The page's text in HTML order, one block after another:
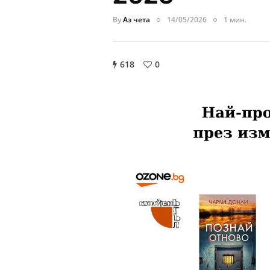
ByАз чета 14/05/2026 1 мин.
618 0